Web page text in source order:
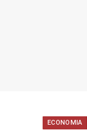
ECONOMIA